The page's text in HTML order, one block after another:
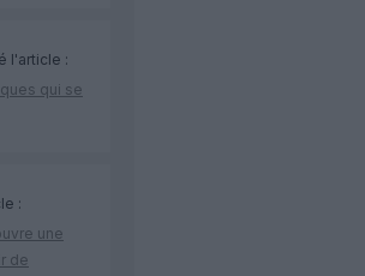
l'article :
qui se
:
une
de